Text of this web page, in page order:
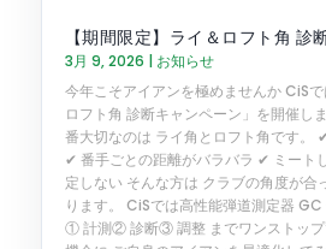
【期間限定】ライ＆ロフト角 診
3月 9, 2026
お知らせ
今年こそアイアンを極めませんか CiS
ロフト角 診断キャンペーン」を開催し
番大切なのは ライ角とロフト角です。
✔ 番手ごとの距離がバラバラ ✔ ミート
定しない そんな方は クラブの角度が合
ります。 CiSでは高性能弾道測定器 GC
① 計測② 診断③ 調整 までワンストップ